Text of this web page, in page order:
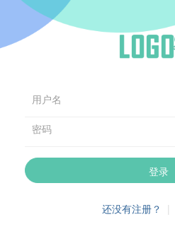
用户名
密码
登录
还没有注册？ |